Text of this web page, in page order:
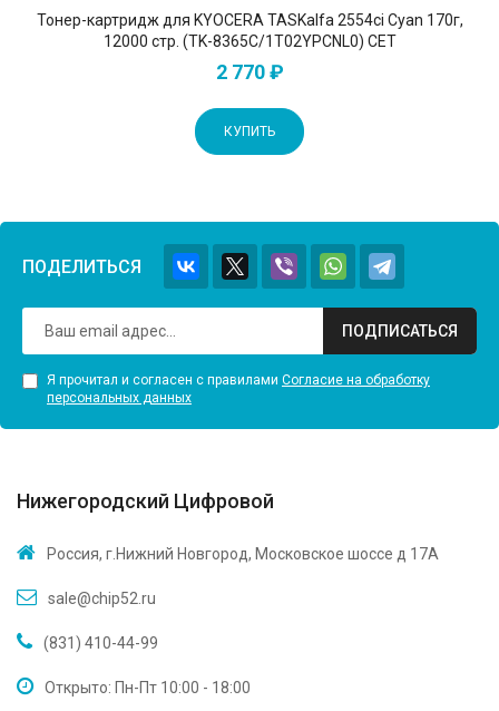
Тонер-картридж для KYOCERA TASKalfa 2554ci Cyan 170г,
12000 стр. (TK-8365C/1T02YPCNL0) CET
2 770 ₽
КУПИТЬ
ПОДЕЛИТЬСЯ
ПОДПИСАТЬСЯ
Я прочитал и согласен с правилами Согласие на обработку
персональных данных
Нижегородский Цифровой
Россия, г.Нижний Новгород, Московское шоссе д 17А
sale@chip52.ru
(831) 410-44-99
Открыто: Пн-Пт 10:00 - 18:00